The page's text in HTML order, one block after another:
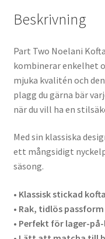
Beskrivning
Part Two Noelani
kombinerar enkelhet
mjuka kvalitén och
plagg du gärna bär
när du vill ha en
Med sin klassiska
ett mångsidigt
säsong.
• Klassisk stickad
• Rak, tidlös passform
• Perfekt för lager-